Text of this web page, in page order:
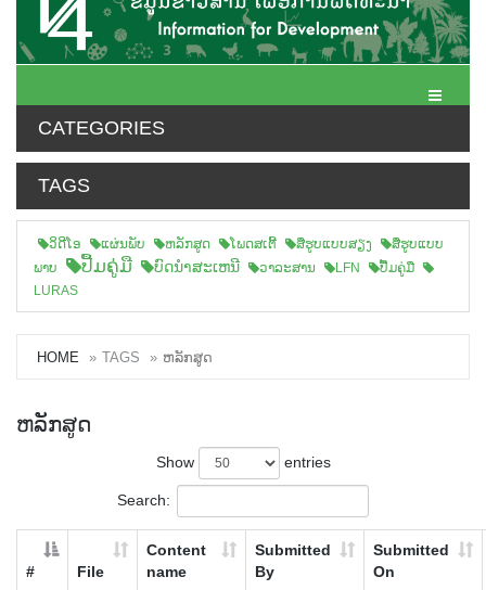
Toggle
CATEGORIES
TAGS
ວິດີໂອ ແຜ່ນພັບ ຫລັກສູດ ໂພດສເຕີ້ ສືຮູບແບບສຽງ
ສື່ຮູບແບບ
ພາບ
ປື້ມຄູ່ມື ບົດນຳສະເຫນີ ວາລະສານ LFN
ປື້ມຄູ່ມື
LURAS
HOME TAGS ຫລັກສູດ
ຫລັກສູດ
Show entries
Search:
# File
Content
name
Submitted
By
Submitted
On